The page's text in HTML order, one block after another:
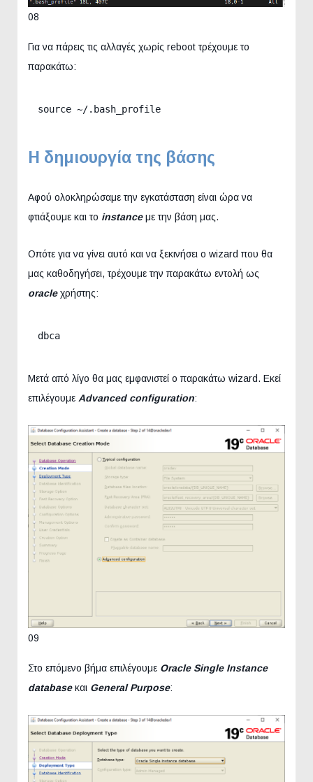
08
Για να πάρεις τις αλλαγές χωρίς reboot τρέχουμε το
παρακάτω:
source ~/.bash_profile
Η δημιουργία της βάσης
Αφού ολοκληρώσαμε την εγκατάσταση είναι ώρα να
φτιάξουμε και το instanceμε την βάση μας.
Οπότε για να γίνει αυτό και να ξεκινήσει ο wizard που θα
μας καθοδηγήσει, τρέχουμε την παρακάτω εντολή ως
oracleχρήστης:
dbca
Μετά από λίγο θα μας εμφανιστεί ο παρακάτω wizard. Εκεί
επιλέγουμε Advanced configuration:
09
Στο επόμενο βήμα επιλέγουμε Oracle Single Instance
databaseκαι General Purpose: